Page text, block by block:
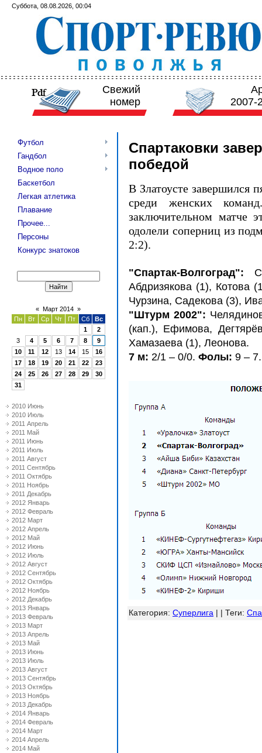
Суббота, 08.08.2026, 00:04
Свежий
номер
2007-
Футбол
Гандбол
Водное поло
Баскетбол
Легкая атлетика
Плавание
Прочее...
Персоны
Конкурс знатоков
« Март 2014 »
Пн
Вт Ср Чт Пт Сб
Вс
1
2
3
4 5 6 7 8
9
10
11 12 13 14 15
16
17
18 19 20 21 22
23
24
25 26 27 28 29
30
31
2010 Июнь
2010 Июль
2011 Апрель
2011 Май
2011 Июнь
2011 Июль
2011 Август
2011 Сентябрь
2011 Октябрь
2011 Ноябрь
2011 Декабрь
2012 Январь
2012 Февраль
2012 Март
2012 Апрель
2012 Май
2012 Июнь
2012 Июль
2012 Август
2012 Сентябрь
2012 Октябрь
2012 Ноябрь
2012 Декабрь
2013 Январь
2013 Февраль
2013 Март
2013 Апрель
2013 Май
2013 Июнь
2013 Июль
2013 Август
2013 Сентябрь
2013 Октябрь
2013 Ноябрь
2013 Декабрь
2014 Январь
2014 Февраль
2014 Март
2014 Апрель
2014 Май
Спартаковки
победой
В Златоусте завершился
среди женских
заключительном матче
одолели соперниц из
2:2).
"Спартак-Волгоград":
Абдризякова (1), Котова
Чурзина, Садекова (3),
"Штурм 2002":
(кап.), Ефимова,
Хамазаева (1), Леонова.
7 м: 2/1 – 0/0. Фолы: 9 –
Категория: Суперлига | | Теги: